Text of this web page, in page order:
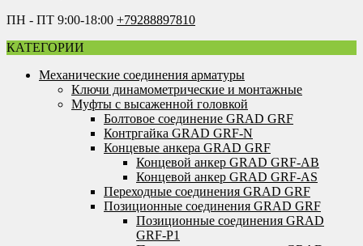
ПН - ПТ 9:00-18:00 +79288897810
КАТЕГОРИИ
Механические соединения арматуры
Ключи динамометрические и монтажные
Муфты с высаженной головкой
Болтовое соединение GRAD GRF
Контргайка GRAD GRF-N
Концевые анкера GRAD GRF
Концевой анкер GRAD GRF-AB
Концевой анкер GRAD GRF-AS
Переходные соединения GRAD GRF
Позиционные соединения GRAD GRF
Позиционные соединения GRAD
GRF-P1